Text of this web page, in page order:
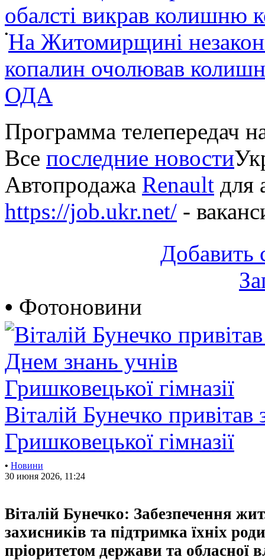
обалсті викрав колишню
•На Житомирщині
копалин очолював
ОДА
Программа телепередач
Все последние новости
Автопродажа Renault для
https://job.ukr.net/ -
Добавить
• Фотоновини
Віталій Бунечко
Гришковецької гімназії
• Новини
30 июня 2026, 11:24
Віталій Бунечко: Забезпечення
захисників та підтримка їхніх
пріоритетом держави та обласної